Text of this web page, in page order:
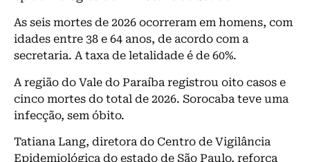
As seis mortes de 2026 ocorreram em homens, com
idades entre 38 e 64 anos, de acordo com a
secretaria. A taxa de letalidade é de 60%.
A região do Vale do Paraíba registrou oito casos e
cinco mortes do total de 2026. Sorocaba teve uma
infecção, sem óbito.
Tatiana Lang, diretora do Centro de Vigilância
Epidemiológica do estado de São Paulo, reforça